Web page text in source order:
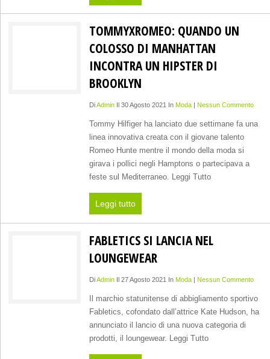
TOMMYXROMEO: QUANDO UN
COLOSSO DI MANHATTAN
INCONTRA UN HIPSTER DI
BROOKLYN
DiAdminIl 30 Agosto 2021 In Moda| Nessun Commento
Tommy Hilfiger ha lanciato due settimane fa una
linea innovativa creata con il giovane talento
Romeo Hunte mentre il mondo della moda si
girava i pollici negli Hamptons o partecipava a
feste sul Mediterraneo. Leggi Tutto
Leggi tutto
FABLETICS SI LANCIA NEL
LOUNGEWEAR
DiAdminIl 27 Agosto 2021 In Moda| Nessun Commento
Il marchio statunitense di abbigliamento sportivo
Fabletics, cofondato dall’attrice Kate Hudson, ha
annunciato il lancio di una nuova categoria di
prodotti, il loungewear. Leggi Tutto